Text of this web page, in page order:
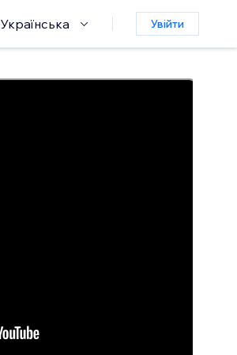
Українська Увійти